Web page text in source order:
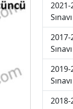
Sınavı
Sınavı
Sınavı